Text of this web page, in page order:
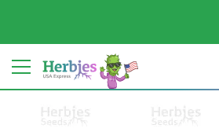
Dein Land: Vereinigte Staaten